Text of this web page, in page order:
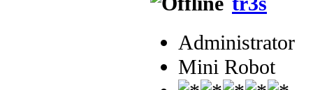
Administrator
Mini Robot